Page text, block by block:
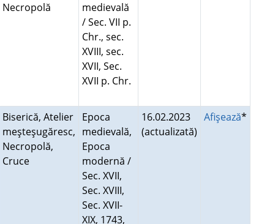
Necropolă
medievală
/ Sec. VII p.
Chr., sec.
XVIII, sec.
XVII, Sec.
XVII p. Chr.
Biserică, Atelier
meşteşugăresc,
Necropolă,
Cruce
Epoca
medievală,
Epoca
modernă /
Sec. XVII,
Sec. XVIII,
Sec. XVII-
XIX, 1743,
16.02.2023
(actualizată)
Afişează*